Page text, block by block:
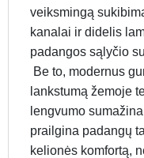
veiksmingą
kanalai ir didelis
padangos sąlyčio
Be to, modernus
lankstumą žemoje
lengvumo
prailgina padangų
kelionės komfortą,